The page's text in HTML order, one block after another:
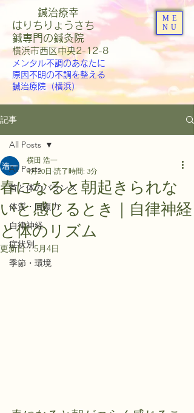
ME
NU
鍼治療幸
はりちりょうさち
​鍼専門の鍼灸院
​横浜市西区中央2-12-8
メンタル不調のあなたに
原因不明の不調を整える
鍼治療院（横浜）
記事
All Posts
首と体のバランス
体質・回復力
自律神経
症状別
季節・環境
All Posts
春になると朝起きられな
いと感じるとき｜自律神経
と体のリズム
横田 浩一
4月20日 読了時間: 3分
更新日：5月4日